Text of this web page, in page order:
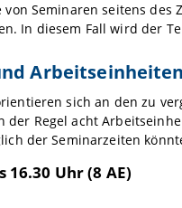
von Seminaren seitens
In diesem Fall wird der
Arbeitseinheiten
sich an den zu
der Regel acht
der Seminarzeiten
16.30 Uhr (8 AE)